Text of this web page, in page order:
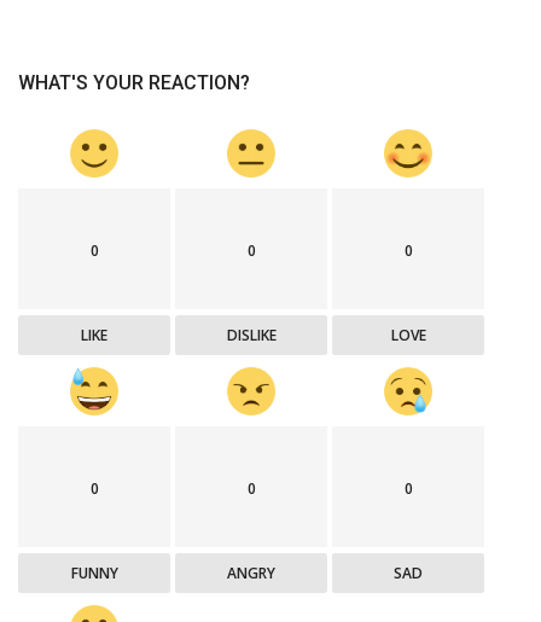
WHAT'S YOUR REACTION?
0
LIKE
0
DISLIKE
0
LOVE
0
FUNNY
0
ANGRY
0
SAD